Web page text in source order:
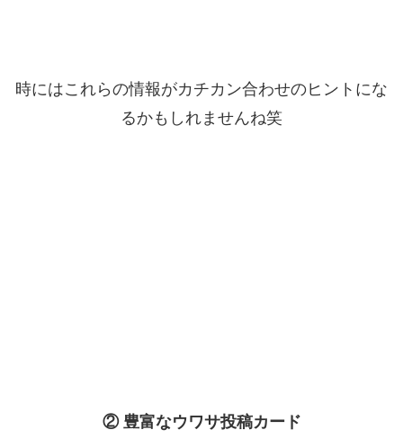
時にはこれらの情報がカチカン合わせのヒントにな
るかもしれませんね笑
② 豊富なウワサ投稿カード